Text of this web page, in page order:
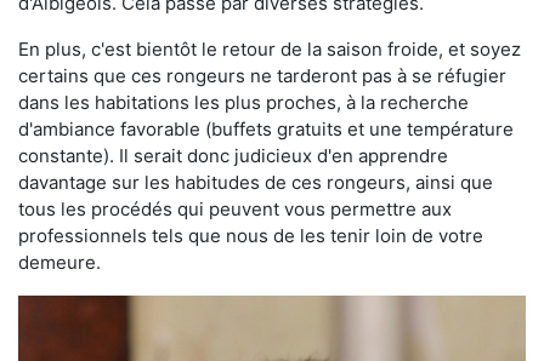
En plus, c'est bientôt le retour de la saison froide, et soyez
certains que ces rongeurs ne tarderont pas à se réfugier
dans les habitations les plus proches, à la recherche
d'ambiance favorable (buffets gratuits et une température
constante). Il serait donc judicieux d'en apprendre
davantage sur les habitudes de ces rongeurs, ainsi que
tous les procédés qui peuvent vous permettre aux
professionnels tels que nous de les tenir loin de votre
demeure.